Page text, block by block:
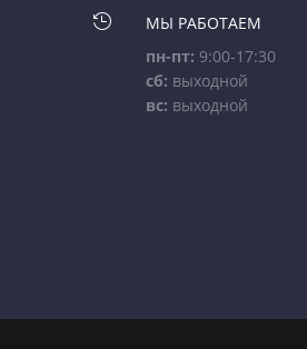

МЫ РАБОТАЕМ
пн-пт: 9:00-17:30
сб: выходной
вс: выходной